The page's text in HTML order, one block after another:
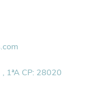
1ªA CP: 28020